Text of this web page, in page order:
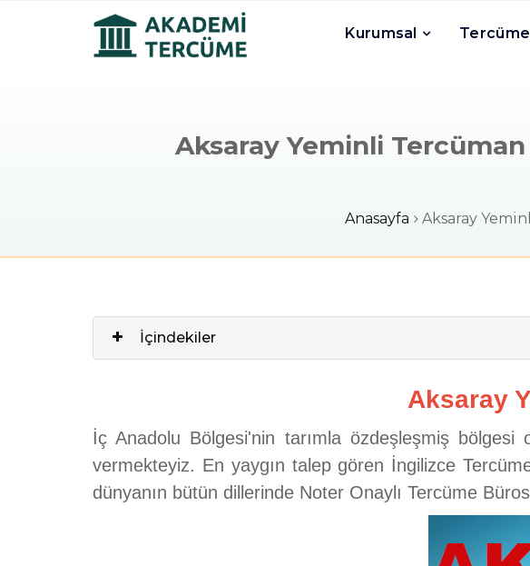
Kurumsal
Aksaray Yeminli
Anasayfa Aksaray
İçindekiler
Aksaray
İç Anadolu Bölgesi'nin tarımla özdeşleşmiş
vermekteyiz. En yaygın talep gören İngilizce
dünyanın bütün dillerinde Noter Onaylı Tercüme